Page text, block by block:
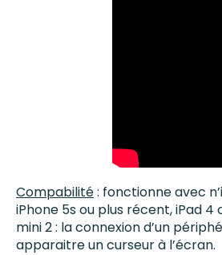
Compabilité: fonctionne avec
iPhone 5s ou plus récent, iPad 4
mini 2 : la connexion d’un
apparaitre un curseur à l’écran.